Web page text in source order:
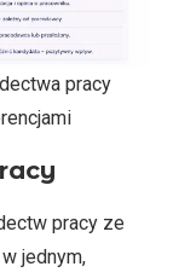
pracy
pracy ze
jednym,